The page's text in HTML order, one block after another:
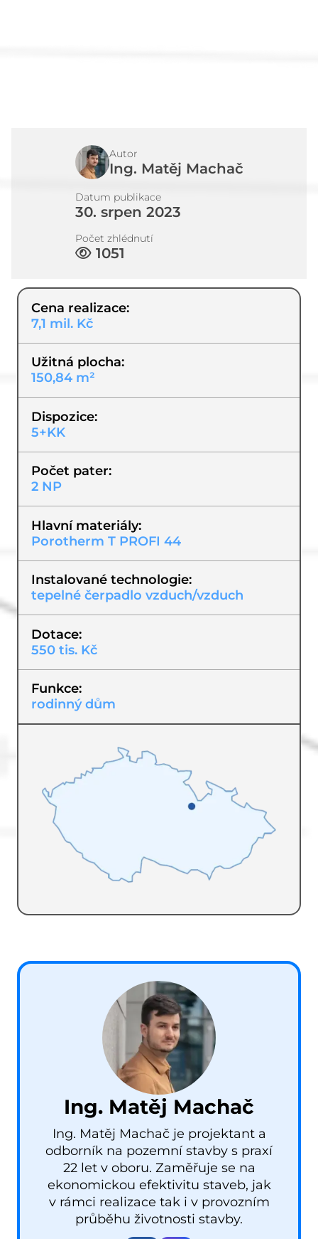
Autor
Ing. Matěj Machač
Datum publikace
30. srpen 2023
Počet zhlédnutí
1051
Cena realizace
7,1 mil. Kč
Užitná plocha
150,84 m²
Dispozice
5+KK
Počet pater
2 NP
Hlavní materiály
Porotherm T PROFI 44
Instalované technologie
tepelné čerpadlo vzduch/vzduch
Dotace
550 tis. Kč
Funkce
rodinný dům
Ing. Matěj Machač
Ing. Matěj Machač je projektant a
odborník na pozemní stavby s praxí
22 let v oboru. Zaměřuje se na
ekonomickou efektivitu staveb, jak
v rámci realizace tak i v provozním
průběhu životnosti stavby.